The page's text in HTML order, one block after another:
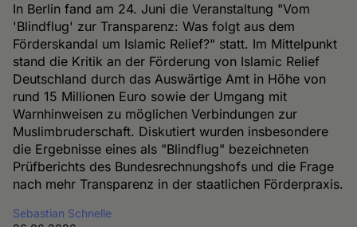
In Berlin fand am 24. Juni die Veranstaltung "Vom
'Blindflug' zur Transparenz: Was folgt aus dem
Förderskandal um Islamic Relief?" statt. Im Mittelpunkt
stand die Kritik an der Förderung von Islamic Relief
Deutschland durch das Auswärtige Amt in Höhe von
rund 15 Millionen Euro sowie der Umgang mit
Warnhinweisen zu möglichen Verbindungen zur
Muslimbruderschaft. Diskutiert wurden insbesondere
die Ergebnisse eines als "Blindflug" bezeichneten
Prüfberichts des Bundesrechnungshofs und die Frage
nach mehr Transparenz in der staatlichen Förderpraxis.
Sebastian Schnelle